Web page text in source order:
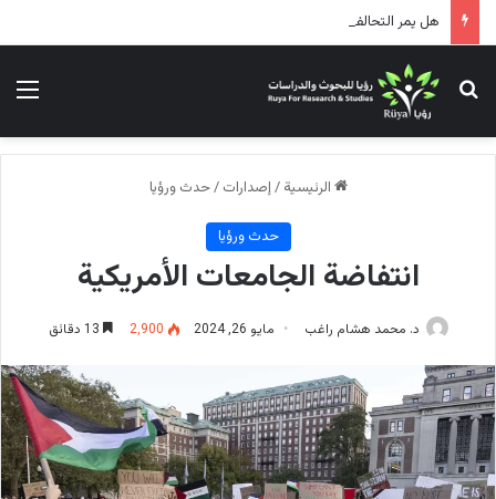
هل يمر التحالف الأمريكي الإسرائيلي بحالة توتر؟!
بحث عن
الرئيسية /إصدارات /حدث ورؤيا
حدث ورؤيا
انتفاضة الجامعات الأمريكية
د. محمد هشام راغب مايو 26, 2024 2٬900